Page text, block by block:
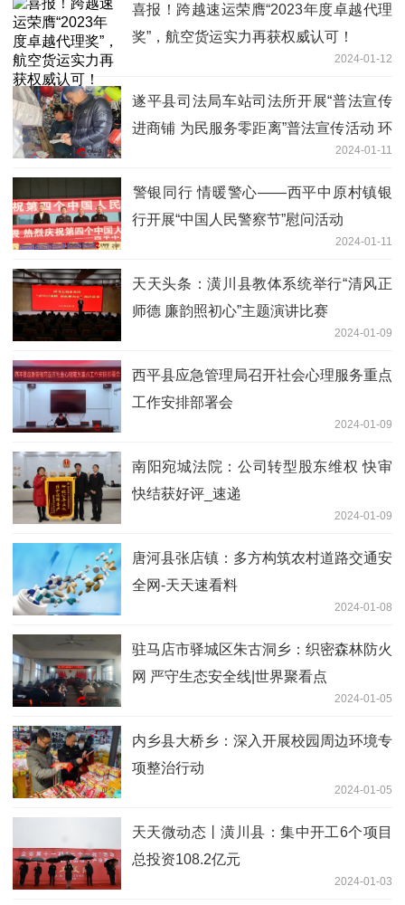
喜报！跨越速运荣膺“2023年度卓越代理
奖”，航空货运实力再获权威认可！
2024-01-12
遂平县司法局车站司法所开展“普法宣传
进商铺 为民服务零距离”普法宣传活动 环
2024-01-11
​警银同行 情暖警心——西平中原村镇银
行开展“中国人民警察节”慰问活动
2024-01-11
天天头条：潢川县教体系统举行“清风正
师德 廉韵照初心”主题演讲比赛
2024-01-09
​西平县应急管理局召开社会心理服务重点
工作安排部署会
2024-01-09
南阳宛城法院：公司转型股东维权 快审
快结获好评_速递
2024-01-09
唐河县张店镇：多方构筑农村道路交通安
全网-天天速看料
2024-01-08
驻马店市驿城区朱古洞乡：织密森林防火
网 严守生态安全线|世界聚看点
2024-01-05
内乡县大桥乡：深入开展校园周边环境专
项整治行动
2024-01-05
天天微动态丨潢川县：集中开工6个项目
总投资108.2亿元
2024-01-03